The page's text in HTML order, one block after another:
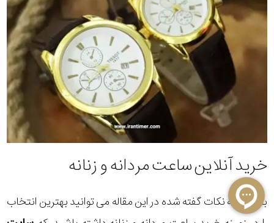
خرید آنلاین ساعت مردانه و زنانه
با توجه به نکات گفته شده در این مقاله می توانید بهترین انتخاب